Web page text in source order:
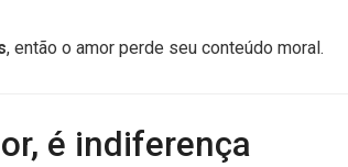
, então o amor perde seu conteúdo moral.
é indiferença